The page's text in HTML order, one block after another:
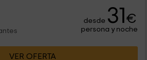
desde 31€
persona y noche
VER OFERTA